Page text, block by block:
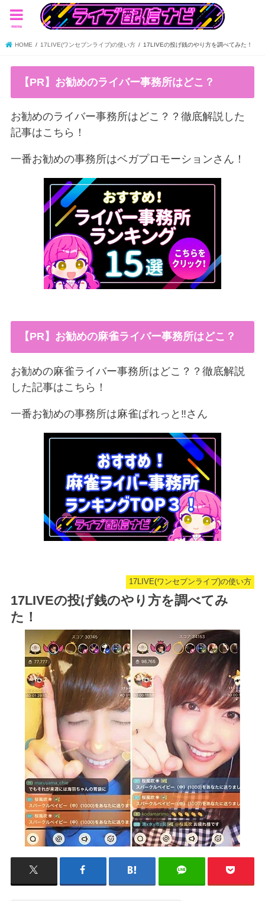
menu
HOME 17LIVE(ワンセブンライブ)の使い方 17LIVEの投げ銭のやり方を調べてみた！
【PR】お勧めのライバー事務所はどこ？
お勧めのライバー事務所はどこ？？徹底解説した
記事はこちら！
一番お勧めの事務所はベガプロモーションさん！
【PR】お勧めの麻雀ライバー事務所はどこ？
お勧めの麻雀ライバー事務所はどこ？？徹底解説
した記事はこちら！
一番お勧めの事務所は麻雀ぱれっと‼︎さん
17LIVE(ワンセブンライブ)の使い方
17LIVEの投げ銭のやり方を調べてみ
た！